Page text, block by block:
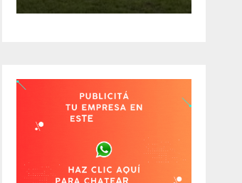
REGRESOS Y
OBLIGADA